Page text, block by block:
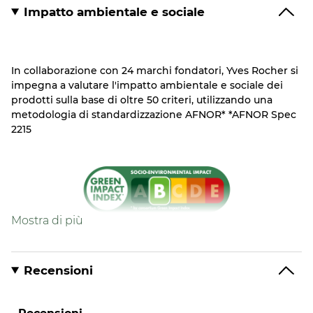
Impatto ambientale e sociale
In collaborazione con 24 marchi fondatori, Yves Rocher si
impegna a valutare l'impatto ambientale e sociale dei
prodotti sulla base di oltre 50 criteri, utilizzando una
metodologia di standardizzazione AFNOR* *AFNOR Spec
2215
Formula
Formula contenente l’86% di ingredienti di
Recensioni